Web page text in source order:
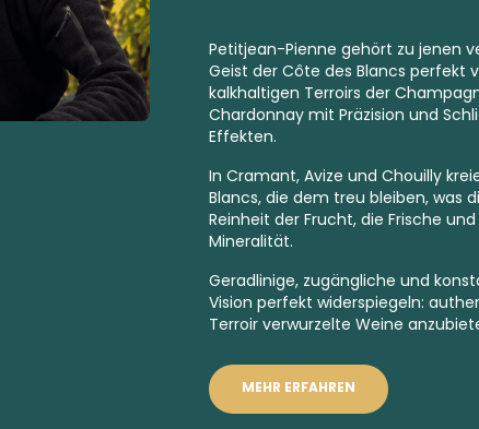
Petitjean-Pienne gehört zu jenen
Geist der Côte des Blancs perfekt
kalkhaltigen Terroirs der
Chardonnay mit Präzision und
Effekten.
In Cramant, Avize und Chouilly
Blancs, die dem treu bleiben, was
Reinheit der Frucht, die Frische
Mineralität.
Geradlinige, zugängliche und
Vision perfekt widerspiegeln:
Terroir verwurzelte Weine
MEHR ERFAHREN